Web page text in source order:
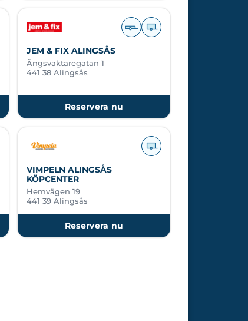
JEM & FIX ALINGSÅS
Ängsvaktaregatan 1
441 38 Alingsås
Reservera nu
VIMPELN ALINGSÅS
KÖPCENTER
Hemvägen 19
441 39 Alingsås
Reservera nu